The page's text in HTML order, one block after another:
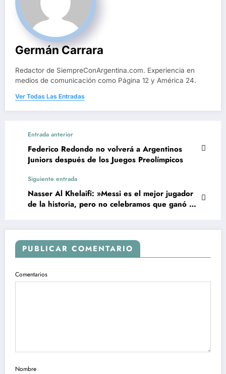
Germán Carrara
Redactor de SiempreConArgentina.com. Experiencia en
medios de comunicación como Página 12 y América 24.
Ver Todas Las Entradas
Entrada anterior
Federico Redondo no volverá a Argentinos
Juniors después de los Juegos Preolímpicos
Siguiente entrada
Nasser Al Khelaifi: »Messi es el mejor jugador
de la historia, pero no celebramos que ganó el
PUBLICAR COMENTARIO
Comentarios
Nombre